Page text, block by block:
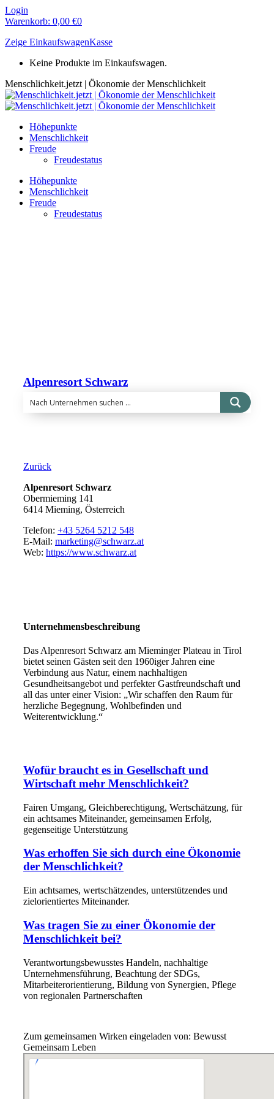
Zum
Inhalt
Login
Warenkorb: 0,00 €0
Zeige EinkaufswagenKasse
Keine Produkte im Einkaufswagen.
Menschlichkeit.jetzt | Ökonomie der Menschlichkeit
Höhepunkte
Menschlichkeit
Freude
Freudestatus
Höhepunkte
Menschlichkeit
Freude
Freudestatus
Alpenresort Schwarz
Zurück
Alpenresort Schwarz
Obermieming 141
6414 Mieming, Österreich
Telefon: +43 5264 5212 548
E-Mail: marketing@schwarz.at
Web: https://www.schwarz.at
Unternehmensbeschreibung
Das Alpenresort Schwarz am Mieminger Plateau in Tirol
bietet seinen Gästen seit den 1960iger Jahren eine
Verbindung aus Natur, einem nachhaltigen
Gesundheitsangebot und perfekter Gastfreundschaft und
all das unter einer Vision: „Wir schaffen den Raum für
herzliche Begegnung, Wohlbefinden und
Weiterentwicklung.“
Wofür braucht es in Gesellschaft und
Wirtschaft mehr Menschlichkeit?
Fairen Umgang, Gleichberechtigung, Wertschätzung, für
ein achtsames Miteinander, gemeinsamen Erfolg,
gegenseitige Unterstützung
Was erhoffen Sie sich durch eine Ökonomie
der Menschlichkeit?
Ein achtsames, wertschätzendes, unterstützendes und
zielorientiertes Miteinander.
Was tragen Sie zu einer Ökonomie der
Menschlichkeit bei?
Verantwortungsbewusstes Handeln, nachhaltige
Unternehmensführung, Beachtung der SDGs,
Mitarbeiterorientierung, Bildung von Synergien, Pflege
von regionalen Partnerschaften
Zum gemeinsamen Wirken eingeladen von: Bewusst
Gemeinsam Leben